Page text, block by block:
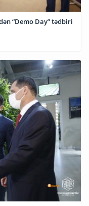
“Demo Day” tədbiri